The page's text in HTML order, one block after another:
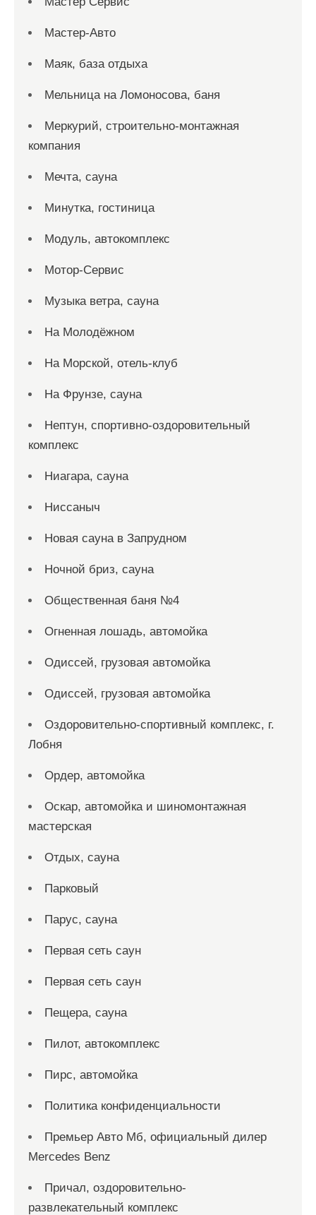
Мастер-Авто
Маяк, база отдыха
Мельница на Ломоносова, баня
Меркурий, строительно-монтажная
компания
Мечта, сауна
Минутка, гостиница
Модуль, автокомплекс
Мотор-Сервис
Музыка ветра, сауна
На Молодёжном
На Морской, отель-клуб
На Фрунзе, сауна
Нептун, спортивно-оздоровительный
комплекс
Ниагара, сауна
Ниссаныч
Новая сауна в Запрудном
Ночной бриз, сауна
Общественная баня №4
Огненная лошадь, автомойка
Одиссей, грузовая автомойка
Одиссей, грузовая автомойка
Оздоровительно-спортивный комплекс, г.
Лобня
Ордер, автомойка
Оскар, автомойка и шиномонтажная
мастерская
Отдых, сауна
Парковый
Парус, сауна
Первая сеть саун
Первая сеть саун
Пещера, сауна
Пилот, автокомплекс
Пирс, автомойка
Политика конфиденциальности
Премьер Авто Мб, официальный дилер
Mercedes Benz
Причал, оздоровительно-
развлекательный комплекс